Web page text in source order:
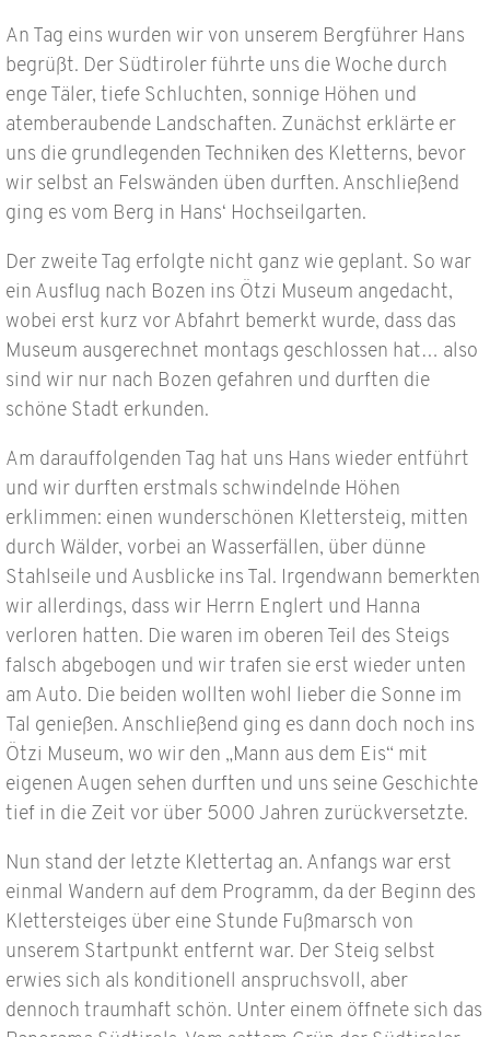
An Tag eins wurden wir von unserem Bergführer Hans
begrüßt. Der Südtiroler führte uns die Woche durch
enge Täler, tiefe Schluchten, sonnige Höhen und
atemberaubende Landschaften. Zunächst erklärte er
uns die grundlegenden Techniken des Kletterns, bevor
wir selbst an Felswänden üben durften. Anschließend
ging es vom Berg in Hans‘ Hochseilgarten.
Der zweite Tag erfolgte nicht ganz wie geplant. So war
ein Ausflug nach Bozen ins Ötzi Museum angedacht,
wobei erst kurz vor Abfahrt bemerkt wurde, dass das
Museum ausgerechnet montags geschlossen hat… also
sind wir nur nach Bozen gefahren und durften die
schöne Stadt erkunden.
Am darauffolgenden Tag hat uns Hans wieder entführt
und wir durften erstmals schwindelnde Höhen
erklimmen: einen wunderschönen Klettersteig, mitten
durch Wälder, vorbei an Wasserfällen, über dünne
Stahlseile und Ausblicke ins Tal. Irgendwann bemerkten
wir allerdings, dass wir Herrn Englert und Hanna
verloren hatten. Die waren im oberen Teil des Steigs
falsch abgebogen und wir trafen sie erst wieder unten
am Auto. Die beiden wollten wohl lieber die Sonne im
Tal genießen. Anschließend ging es dann doch noch ins
Ötzi Museum, wo wir den „Mann aus dem Eis“ mit
eigenen Augen sehen durften und uns seine Geschichte
tief in die Zeit vor über 5000 Jahren zurückversetzte.
Nun stand der letzte Klettertag an. Anfangs war erst
einmal Wandern auf dem Programm, da der Beginn des
Klettersteiges über eine Stunde Fußmarsch von
unserem Startpunkt entfernt war. Der Steig selbst
erwies sich als konditionell anspruchsvoll, aber
dennoch traumhaft schön. Unter einem öffnete sich das